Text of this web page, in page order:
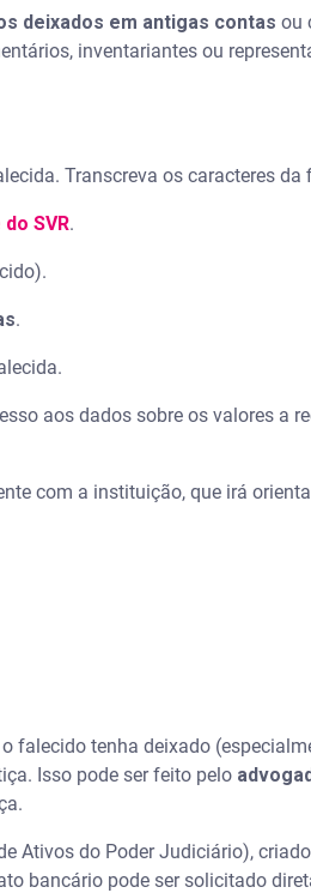
deixados em antigas contas ou
inventariantes ou
Transcreva os caracteres
SVR.
.
aos dados sobre os valores a
com a instituição, que irá
falecido tenha deixado
Isso pode ser feito pelo
Ativos do Poder Judiciário),
bancário pode ser solicitado